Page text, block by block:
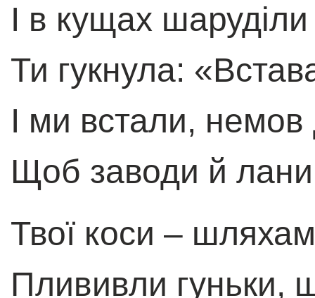
I в кущах
Ти гукнула:
I ми встали, немов
Щоб заводи й
Твої коси –
Плививли гуньки,